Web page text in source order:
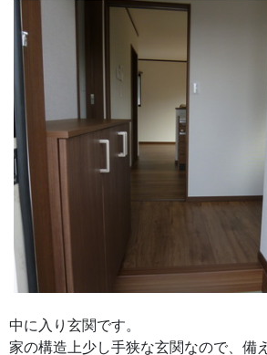
中に入り玄関です。
家の構造上少し手狭な玄関なので、備